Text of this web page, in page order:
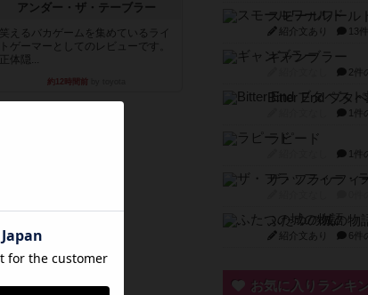
アンダー・ザ・テーブラー
笑えるバカゲームを集めているライ
トゲーマーとしてのレビューです。
正体隠...
約12時間前
スモールワール
紹介文あり 13
ギャンブラー
2件
1件
ラピード
1件
ザ・フラッフィ
ふたつの城の物
紹介文あり 6件
お気に入りランキ